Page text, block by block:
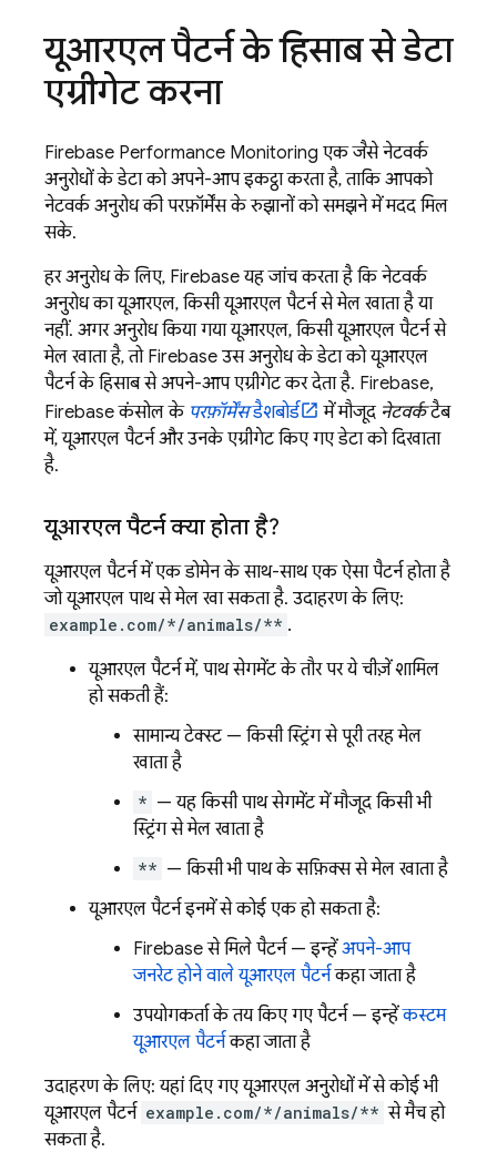
यूआरएल पैटर्न के हिसाब से डेटा
एग्रीगेट करना
Firebase Performance Monitoring एक जैसे नेटवर्क
अनुरोधों के डेटा को अपने-आप इकट्ठा करता है, ताकि आपको
नेटवर्क अनुरोध की परफ़ॉर्मेंस के रुझानों को समझने में मदद मिल
सके.
हर अनुरोध के लिए, Firebase यह जांच करता है कि नेटवर्क
अनुरोध का यूआरएल, किसी यूआरएल पैटर्न से मेल खाता है या
नहीं. अगर अनुरोध किया गया यूआरएल, किसी यूआरएल पैटर्न से
मेल खाता है, तो Firebase उस अनुरोध के डेटा को यूआरएल
पैटर्न के हिसाब से अपने-आप एग्रीगेट कर देता है. Firebase,
Firebaseकंसोल के परफ़ॉर्मेंसडैशबोर्ड में मौजूद नेटवर्कटैब
में, यूआरएल पैटर्न और उनके एग्रीगेट किए गए डेटा को दिखाता
है.
यूआरएल पैटर्न क्या होता है?
यूआरएल पैटर्न में एक डोमेन के साथ-साथ एक ऐसा पैटर्न होता है
जो यूआरएल पाथ से मेल खा सकता है. उदाहरण के लिए:
example.com/*/animals/** .
यूआरएल पैटर्न में, पाथ सेगमेंट के तौर पर ये चीज़ें शामिल
हो सकती हैं:
सामान्य टेक्स्ट — किसी स्ट्रिंग से पूरी तरह मेल
खाता है
* — यह किसी पाथ सेगमेंट में मौजूद किसी भी
स्ट्रिंग से मेल खाता है
** — किसी भी पाथ के सफ़िक्स से मेल खाता है
यूआरएल पैटर्न इनमें से कोई एक हो सकता है:
Firebase से मिले पैटर्न — इन्हें अपने-आप
जनरेट होने वाले यूआरएल पैटर्नकहा जाता है
उपयोगकर्ता के तय किए गए पैटर्न — इन्हेंकस्टम
यूआरएल पैटर्नकहा जाता है
उदाहरण के लिए: यहां दिए गए यूआरएल अनुरोधों में से कोई भी
यूआरएल पैटर्न example.com/*/animals/** से मैच हो
सकता है.